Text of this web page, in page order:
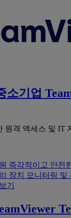
소기업
원격 액세스 및 IT
즉각적이고 안전
장치 모니터링 및
기